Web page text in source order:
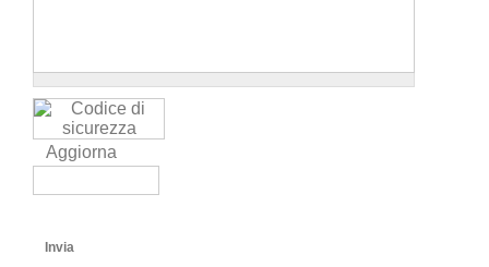
Aggiorna
Invia